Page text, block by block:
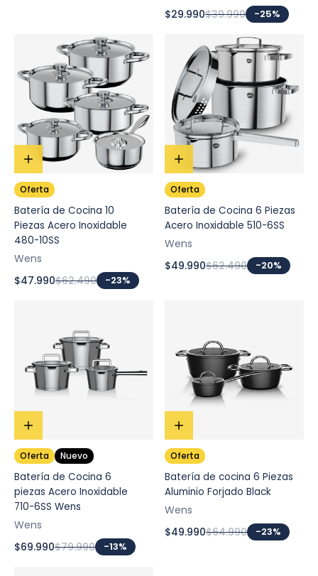
$29.990$39.990 -25%
Oferta
Batería de Cocina 10
Piezas Acero Inoxidable
480-10SS
Wens
$47.990$62.490 -23%
Oferta
Batería de Cocina 6 Piezas
Acero Inoxidable 510-6SS
Wens
$49.990$62.490 -20%
Oferta Nuevo
Batería de Cocina 6
piezas Acero Inoxidable
710-6SS Wens
Wens
$69.990$79.990 -13%
Oferta
Batería de cocina 6 Piezas
Aluminio Forjado Black
Wens
$49.990$64.990 -23%